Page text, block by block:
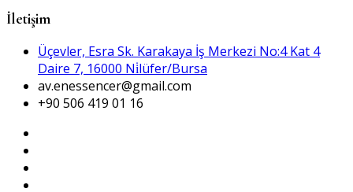
İletişim
Üçevler, Esra Sk. Karakaya İş Merkezi No:4 Kat 4
Daire 7, 16000 Ni̇lüfer/Bursa
av.enessencer@gmail.com
+90 506 419 01 16